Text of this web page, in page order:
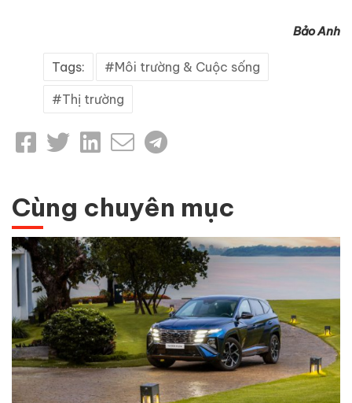
Bảo Anh
Tags: Môi trường & Cuộc sống
Thị trường
Cùng chuyên mục